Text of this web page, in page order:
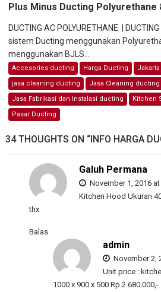
Plus Minus Ducting Polyurethane
DUCTING AC POLYURETHANE |
sistem Ducting menggunakan
menggunakan BJLS...
Accesories ducting Harga Ducting
jasa cleaning ducting
Jasa Cleaning
Jasa Fabrikasi dan Instalasi ducting
Kitchen
Pasar Ducting
34 THOUGHTS ON “INFO HARGA
Galuh Permana
November 1, 2016 at
Kitchen Hood Ukuran
thx
Balas
admin
November 2,
Unit price :
1000 x 900 x 500